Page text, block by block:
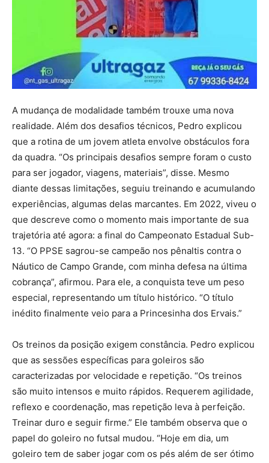
A mudança de modalidade também trouxe uma nova
realidade. Além dos desafios técnicos, Pedro explicou
que a rotina de um jovem atleta envolve obstáculos fora
da quadra. “Os principais desafios sempre foram o custo
para ser jogador, viagens, materiais”, disse. Mesmo
diante dessas limitações, seguiu treinando e acumulando
experiências, algumas delas marcantes. Em 2022, viveu o
que descreve como o momento mais importante de sua
trajetória até agora: a final do Campeonato Estadual Sub-
13. “O PPSE sagrou-se campeão nos pênaltis contra o
Náutico de Campo Grande, com minha defesa na última
cobrança”, afirmou. Para ele, a conquista teve um peso
especial, representando um título histórico. “O título
inédito finalmente veio para a Princesinha dos Ervais.”
Os treinos da posição exigem constância. Pedro explicou
que as sessões específicas para goleiros são
caracterizadas por velocidade e repetição. “Os treinos
são muito intensos e muito rápidos. Requerem agilidade,
reflexo e coordenação, mas repetição leva à perfeição.
Treinar duro e seguir firme.” Ele também observa que o
papel do goleiro no futsal mudou. “Hoje em dia, um
goleiro tem de saber jogar com os pés além de ser ótimo